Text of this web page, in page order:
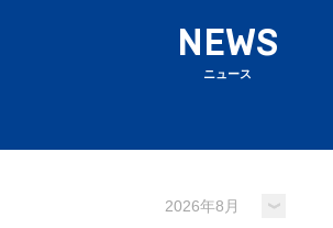
NEWS
ニュース